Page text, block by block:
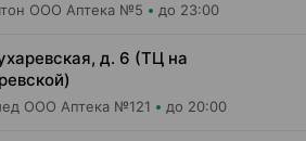
ООО Аптека №5 до 23:00
д. 6 (ТЦ на
ООО Аптека №121 до 20:00